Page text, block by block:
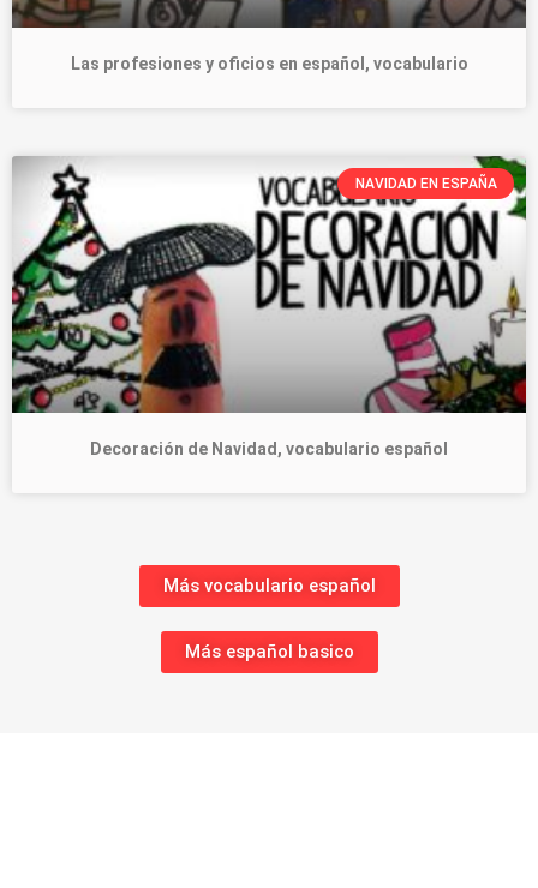
Las profesiones y oficios en español, vocabulario
NAVIDAD EN ESPAÑA
Decoración de Navidad, vocabulario español
Más vocabulario español
Más español basico